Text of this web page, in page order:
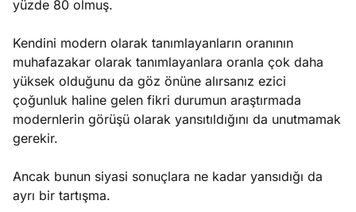
yüzde 80 olmuş.
Kendini modern olarak tanımlayanların oranının
muhafazakar olarak tanımlayanlara oranla çok daha
yüksek olduğunu da göz önüne alırsanız ezici
çoğunluk haline gelen fikri durumun araştırmada
modernlerin görüşü olarak yansıtıldığını da unutmamak
gerekir.
Ancak bunun siyasi sonuçlara ne kadar yansıdığı da
ayrı bir tartışma.